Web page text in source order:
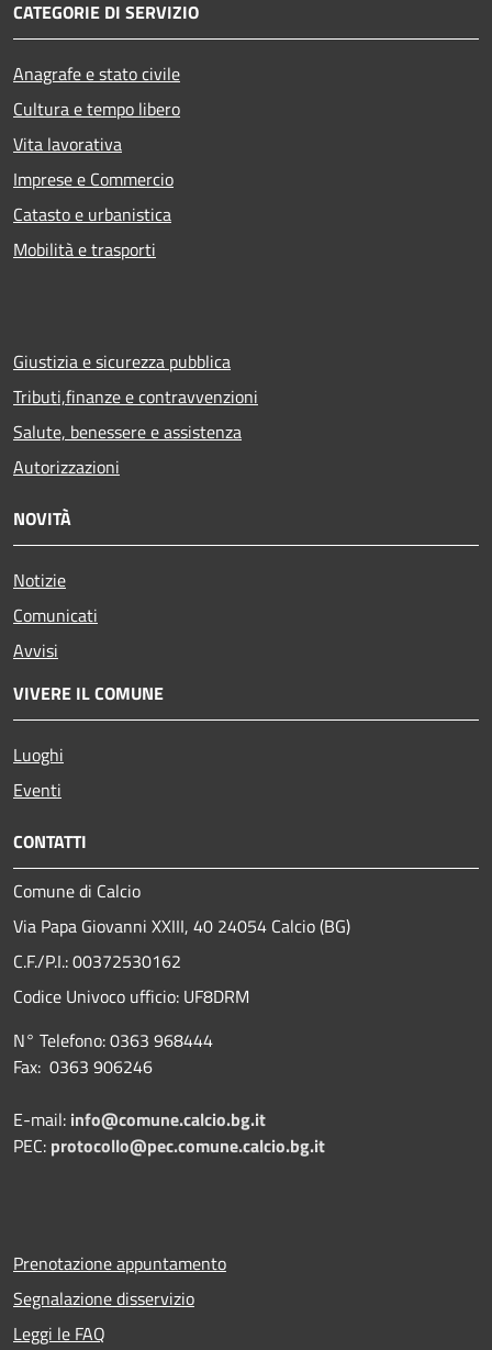
CATEGORIE DI SERVIZIO
Anagrafe e stato civile
Cultura e tempo libero
Vita lavorativa
Imprese e Commercio
Catasto e urbanistica
Mobilità e trasporti
Giustizia e sicurezza pubblica
Tributi,finanze e contravvenzioni
Salute, benessere e assistenza
Autorizzazioni
NOVITÀ
Notizie
Comunicati
Avvisi
VIVERE IL COMUNE
Luoghi
Eventi
CONTATTI
Comune di Calcio
Via Papa Giovanni XXIII, 40 24054 Calcio (BG)
C.F./P.I.: 00372530162
Codice Univoco ufficio: UF8DRM
N° Telefono: 0363 968444
Fax: 0363 906246
E-mail: info@comune.calcio.bg.it
PEC: protocollo@pec.comune.calcio.bg.it
Prenotazione appuntamento
Segnalazione disservizio
Leggi le FAQ